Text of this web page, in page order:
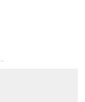
– Advertisement –